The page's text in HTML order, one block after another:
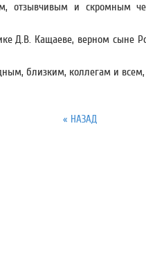
отзывчивым и скромным
Д.В. Кащаеве, верном сыне
близким, коллегам и всем,
« НАЗАД